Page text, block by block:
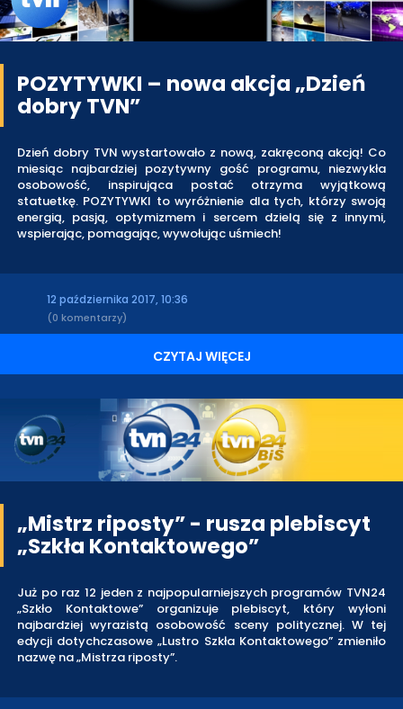
POZYTYWKI – nowa akcja „Dzień
dobry TVN”
Dzień dobry TVN wystartowało z nową, zakręconą akcją! Co
miesiąc najbardziej pozytywny gość programu, niezwykła
osobowość, inspirująca postać otrzyma wyjątkową
statuetkę. POZYTYWKI to wyróżnienie dla tych, którzy swoją
energią, pasją, optymizmem i sercem dzielą się z innymi,
wspierając, pomagając, wywołując uśmiech!
12 października 2017, 10:36
(0 komentarzy)
CZYTAJ WIĘCEJ
„Mistrz riposty” - rusza plebiscyt
„Szkła Kontaktowego”
Już po raz 12 jeden z najpopularniejszych programów TVN24
„Szkło Kontaktowe” organizuje plebiscyt, który wyłoni
najbardziej wyrazistą osobowość sceny politycznej. W tej
edycji dotychczasowe „Lustro Szkła Kontaktowego” zmieniło
nazwę na „Mistrza riposty”.